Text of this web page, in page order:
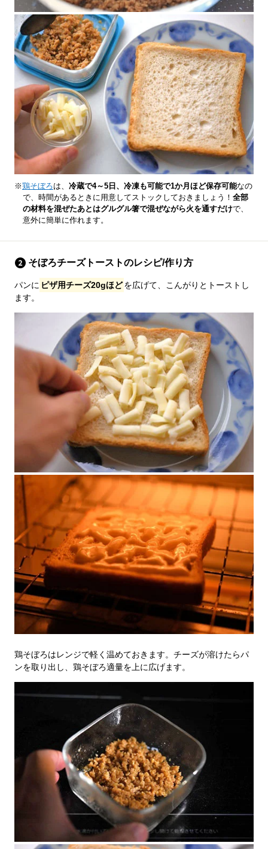
※鶏そぼろは、 冷蔵で4～5日、冷凍も可能で1か月ほど保存可能なの
で、時間があるときに用意してストックしておきましょう！ 全部
の材料を混ぜたあとはグルグル箸で混ぜながら火を通すだけで、
意外に簡単に作れます。
そぼろチーズトーストのレシピ/作り方
パンに ピザ用チーズ20gほどを広げて、こんがりとトーストし
ます。
鶏そぼろはレンジで軽く温めておきます。チーズが溶けたらパ
ンを取り出し、鶏そぼろ適量を上に広げます。